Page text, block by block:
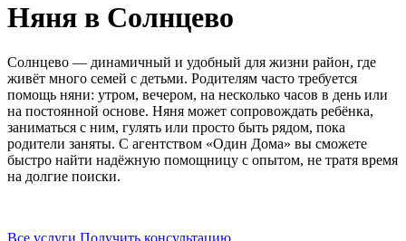
Няня в Солнцево
Солнцево — динамичный и удобный для жизни район, где
живёт много семей с детьми. Родителям часто требуется
помощь няни: утром, вечером, на несколько часов в день или
на постоянной основе. Няня может сопровождать ребёнка,
заниматься с ним, гулять или просто быть рядом, пока
родители заняты. С агентством «Один Дома» вы сможете
быстро найти надёжную помощницу с опытом, не тратя время
на долгие поиски.
Все услуги Получить консультацию